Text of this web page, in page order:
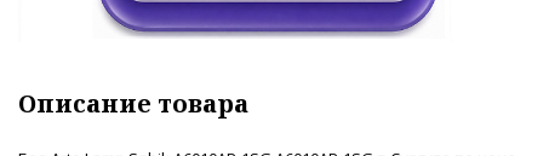
Описание товара